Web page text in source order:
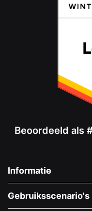
Beoordeeld als
Informatie
Over Ons
Gebruiksscenario's